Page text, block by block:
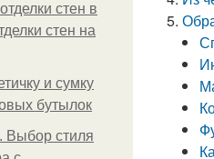
стен в
стен на
и сумку
бутылок
Выбор стиля